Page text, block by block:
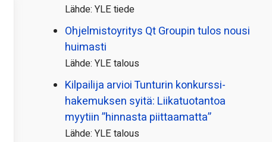
Lähde: YLE tiede
Ohjelmistoyritys Qt Groupin tulos nousi
huimasti
Lähde: YLE talous
Kilpailija arvioi Tunturin konkurssi­
hakemuksen syitä: Liikatuotantoa
myytiin ”hinnasta piittaamatta”
Lähde: YLE talous